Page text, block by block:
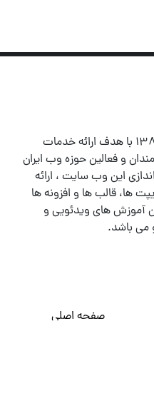
پرشین اسکریپت در سال ۱۳۸۶ با هدف ارائه خدمات
و فعالین حوزه وب ایران
این وب سایت ، ارائه
ها، قالب ها و افزونه ها
آموزش های ویدئویی و
می باشد.
صفحه اصلی